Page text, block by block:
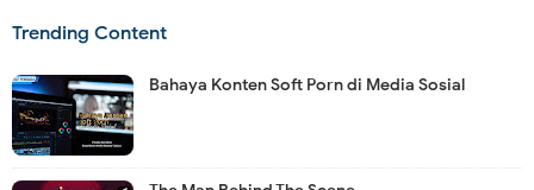
Trending Content
Bahaya Konten Soft Porn di Media Sosial